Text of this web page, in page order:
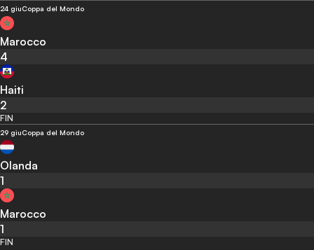
24 giuCoppa del Mondo
Marocco
4
Haiti
2
FIN
29 giuCoppa del Mondo
Olanda
1
Marocco
1
FIN